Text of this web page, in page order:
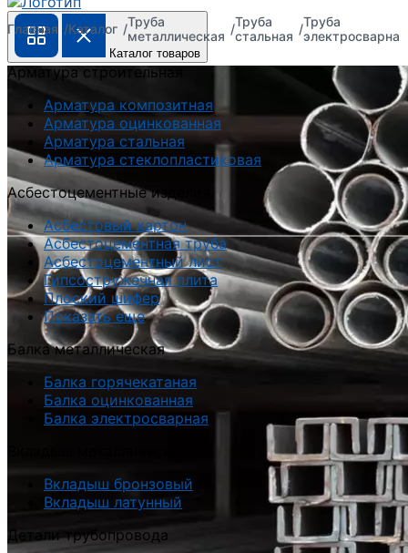
Каталог товаров
Арматура строительная
Арматура композитная
Арматура оцинкованная
Арматура стальная
Арматура стеклопластиковая
Асбестоцементные изделия
Асбестовый картон
Асбестоцементная труба
Асбестоцементный лист
Гипсостружечная плита
Плоский шифер
Показать еще
Балка металлическая
Балка горячекатаная
Балка оцинкованная
Балка электросварная
Вкладыш бронзовый
Вкладыш латунный
Детали трубопровода
Главная Каталог
Труба
металлическая
Труба
стальная
Труба
электросварная